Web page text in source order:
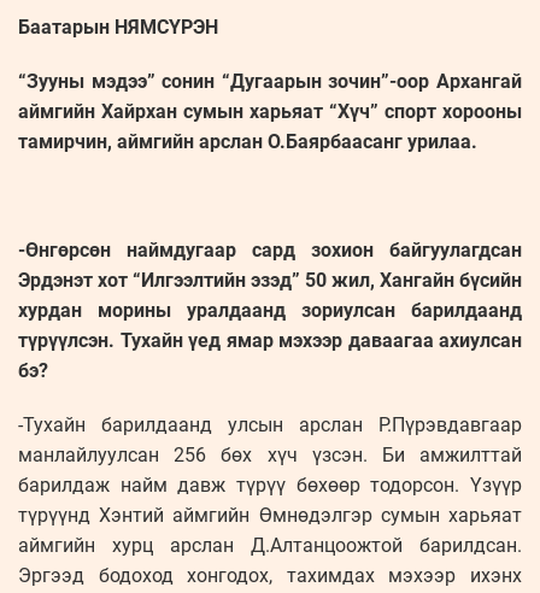
Баатарын НЯМСҮРЭН
“Зууны мэдээ” сонин “Дугаарын зочин”-оор Архангай
аймгийн Хайрхан сумын харьяат “Хүч” спорт хорооны
тамирчин, аймгийн арслан О.Баярбаасанг урилаа.
-Өнгөрсөн наймдугаар сард зохион байгуулагдсан
Эрдэнэт хот “Илгээлтийн эзэд” 50 жил, Хангайн бүсийн
хурдан морины уралдаанд зориулсан барилдаанд
түрүүлсэн. Тухайн үед ямар мэхээр даваагаа ахиулсан
бэ?
-Тухайн барилдаанд улсын арслан Р.Пүрэвдавгаар
манлайлуулсан 256 бөх хүч үзсэн. Би амжилттай
барилдаж найм давж түрүү бөхөөр тодорсон. Үзүүр
түрүүнд Хэнтий аймгийн Өмнөдэлгэр сумын харьяат
аймгийн хурц арслан Д.Алтанцоожтой барилдсан.
Эргээд бодоход хонгодох, тахимдах мэхээр ихэнх